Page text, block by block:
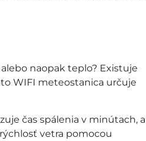
naopak teplo? Existuje
WIFI meteostanica určuje
čas spálenia v minútach,
vetra pomocou